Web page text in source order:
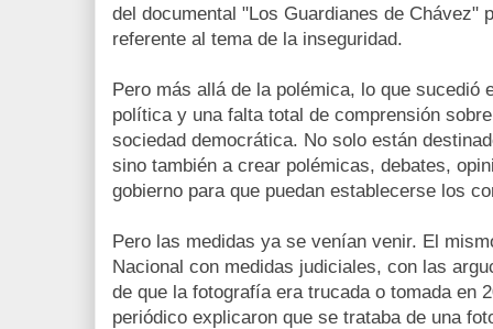
del documental "Los Guardianes de Chávez"
referente al tema de la inseguridad.
Pero más allá de la polémica, lo que sucedió
política y una falta total de comprensión
sociedad democrática. No solo están
sino también a crear polémicas, debates,
gobierno para que puedan establecerse los
Pero las medidas ya se venían venir. El
Nacional con medidas judiciales, con las
de que la fotografía era trucada o tomada en
periódico explicaron que se trataba de una